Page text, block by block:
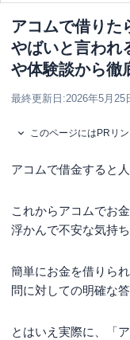
アコムで借りた
やばいと言われ
や体験談から徹
最終更新日:2026年5月25
このページにはPRリ
アコムで借金すると
これからアコムでお
浮かんで不安な気持
簡単にお金を借りら
問に対しての明確な
とはいえ実際に、「